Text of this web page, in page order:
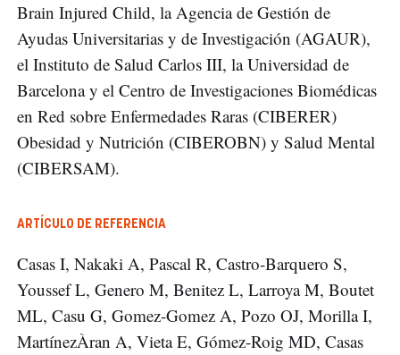
Brain Injured Child, la Agencia de Gestión de
Ayudas Universitarias y de Investigación (AGAUR),
el Instituto de Salud Carlos III, la Universidad de
Barcelona y el Centro de Investigaciones Biomédicas
en Red sobre Enfermedades Raras (CIBERER)
Obesidad y Nutrición (CIBEROBN) y Salud Mental
(CIBERSAM).
ARTÍCULO DE REFERENCIA
Casas I, Nakaki A, Pascal R, Castro-Barquero S,
Youssef L, Genero M, Benitez L, Larroya M, Boutet
ML, Casu G, Gomez-Gomez A, Pozo OJ, Morilla I,
MartínezÀran A, Vieta E, Gómez-Roig MD, Casas